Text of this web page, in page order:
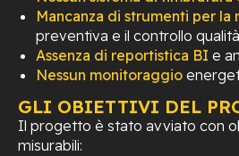
Mancanza di strumenti per la
preventiva e il controllo
Assenza di reportistica BI e
Nessun monitoraggio
GLI OBIETTIVI DEL
Il progetto è stato avviato con
misurabili: